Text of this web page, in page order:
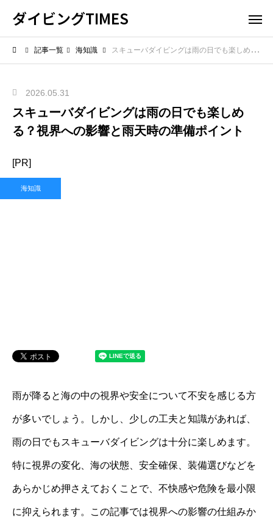
ダイビングTIMES
記事一覧 海知識 スキューバダイビングは雨の日でも楽しめる？視界への影響と雨天時の準備ポイント
2026.05.31
スキューバダイビングは雨の日でも楽しめ
る？視界への影響と雨天時の準備ポイント
[PR]
海知識
雨が降ると海の中の視界や安全について不安を感じる方
が多いでしょう。しかし、少しの工夫と知識があれば、
雨の日でもスキューバダイビングは十分に楽しめます。
特に視界の変化、海の状態、安全確保、装備選びなどを
あらかじめ押さえておくことで、不快感や危険を最小限
に抑えられます。この記事では視界への影響の仕組みか